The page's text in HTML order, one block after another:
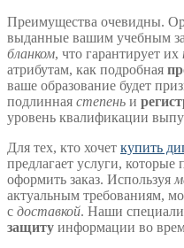
Преимущества очевидны.
выданные вашим учебным
бланком, что гарантирует их
атрибутам, как подробная
ваше образование будет
подлинная степень и
уровень квалификации
Для тех, кто хочет купить
предлагает услуги, которые
оформить заказ. Используя
актуальным требованиям,
с доставкой. Наши
защиту информации во